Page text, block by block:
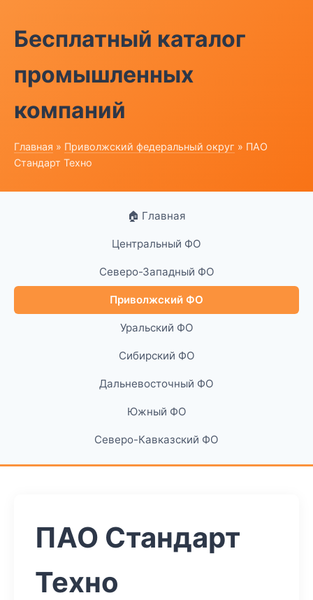
Бесплатный каталог
промышленных
компаний
Главная » Приволжский федеральный округ » ПАО
Стандарт Техно
🏠 Главная
Центральный ФО
Северо-Западный ФО
Приволжский ФО
Уральский ФО
Сибирский ФО
Дальневосточный ФО
Южный ФО
Северо-Кавказский ФО
ПАО Стандарт
Техно